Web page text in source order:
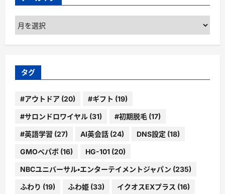
ア
ー
カ
ブ
タグ
#アウトドア (20) #ギフト (19)
#サロンドロワイヤル (31) #初期脱毛 (17)
#英語学習 (27) AI英会話 (24) DNS設定 (18)
GMOペパボ (16) HG-101 (20)
NBCユニバーサル・エンターテイメントジャパン (235)
ふわり (19) ふわ姫 (33) イクオスEXプラス (16)